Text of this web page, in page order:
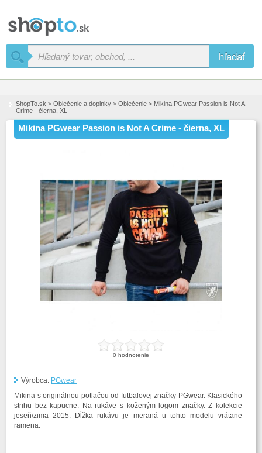
hľadať
ShopTo.sk > Oblečenie a doplnky > Oblečenie > Mikina PGwear Passion is Not A
Crime - čierna, XL
Mikina PGwear Passion is Not A Crime - čierna, XL
0 hodnotenie
Výrobca: PGwear
Mikina s originálnou potlačou od futbalovej značky PGwear. Klasického
strihu bez kapucne. Na rukáve s koženým logom značky. Z kolekcie
jeseň/zima 2015. Dĺžka rukávu je meraná u tohto modelu vrátane
ramena.